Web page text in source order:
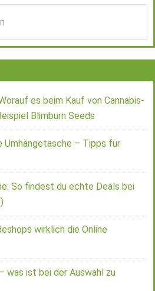
es beim Kauf von Cannabis-
Blimburn Seeds
Umhängetasche – Tipps für
So findest du echte Deals bei
wirklich die Online
was ist bei der Auswahl zu